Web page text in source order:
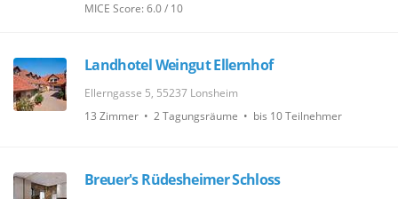
MICE Score: 6.0 / 10
Landhotel Weingut Ellernhof
Ellerngasse 5, 55237 Lonsheim
13 Zimmer • 2 Tagungsräume • bis 10 Teilnehmer
Breuer's Rüdesheimer Schloss